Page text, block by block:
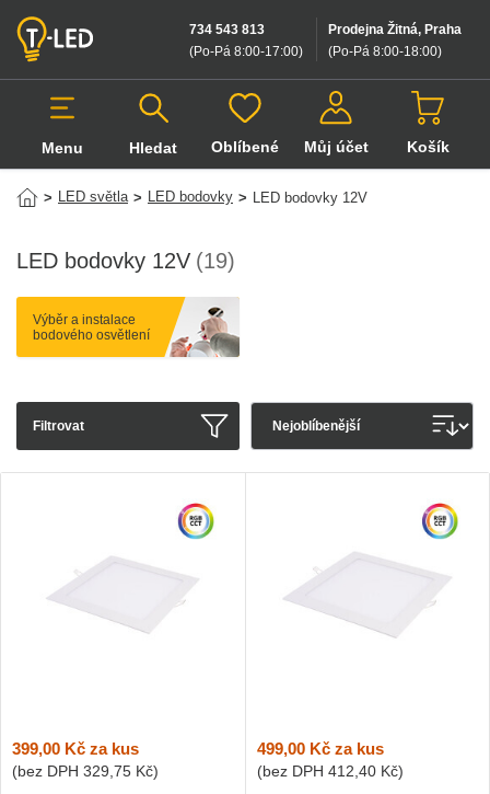
Prodejna Žitná, Praha
(Po-Pá 8:00-18:00)
734 543 813
(Po-Pá 8:00-17:00)
Menu Hledat
Hledat v produktech
Oblíbené Můj účet Košík
> LED světla > LED bodovky > LED bodovky 12V
LED bodovky 12V (19)
Výběr a instalace
bodového osvětlení
Filtrovat
399,00 Kč za kus
(bez DPH 329,75 Kč)
499,00 Kčza kus
(bez DPH 412,40 Kč)